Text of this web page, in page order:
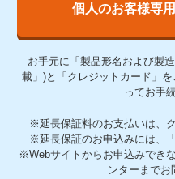
個人のお客様専
お手元に「製品形名および製
載」)と「クレジットカード」
ってお手
※延長保証料のお支払いは、
※延長保証のお申込みには、
※Webサイトからお申込みでき
ンターまでお